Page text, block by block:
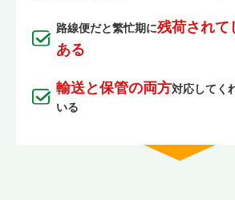
路線便だと繁忙期に残荷されて
ある
輸送と保管の両方対応してく
いる